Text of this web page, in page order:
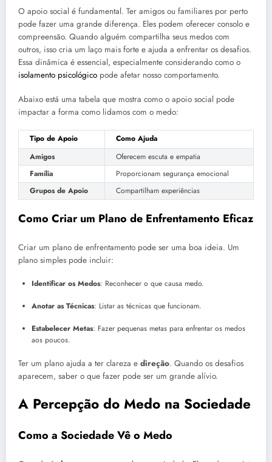
O apoio social é fundamental. Ter amigos ou familiares por perto
pode fazer uma grande diferença. Eles podem oferecer consolo e
compreensão. Quando alguém compartilha seus medos com
outros, isso cria um laço mais forte e ajuda a enfrentar os desafios.
Essa dinâmica é essencial, especialmente considerando como o
isolamento psicológico pode afetar nosso comportamento.
Abaixo está uma tabela que mostra como o apoio social pode
impactar a forma como lidamos com o medo:
Tipo de Apoio
Como Ajuda
Amigos
Oferecem escuta e empatia
Família
Proporcionam segurança emocional
Grupos de Apoio
Compartilham experiências
Como Criar um Plano de Enfrentamento Eficaz
Criar um plano de enfrentamento pode ser uma boa ideia. Um
plano simples pode incluir:
Identificar os Medos: Reconhecer o que causa medo.
Anotar as Técnicas: Listar as técnicas que funcionam.
Estabelecer Metas: Fazer pequenas metas para enfrentar os medos
aos poucos.
Ter um plano ajuda a ter clareza e direção. Quando os desafios
aparecem, saber o que fazer pode ser um grande alívio.
A Percepção do Medo na Sociedade
Como a Sociedade Vê o Medo